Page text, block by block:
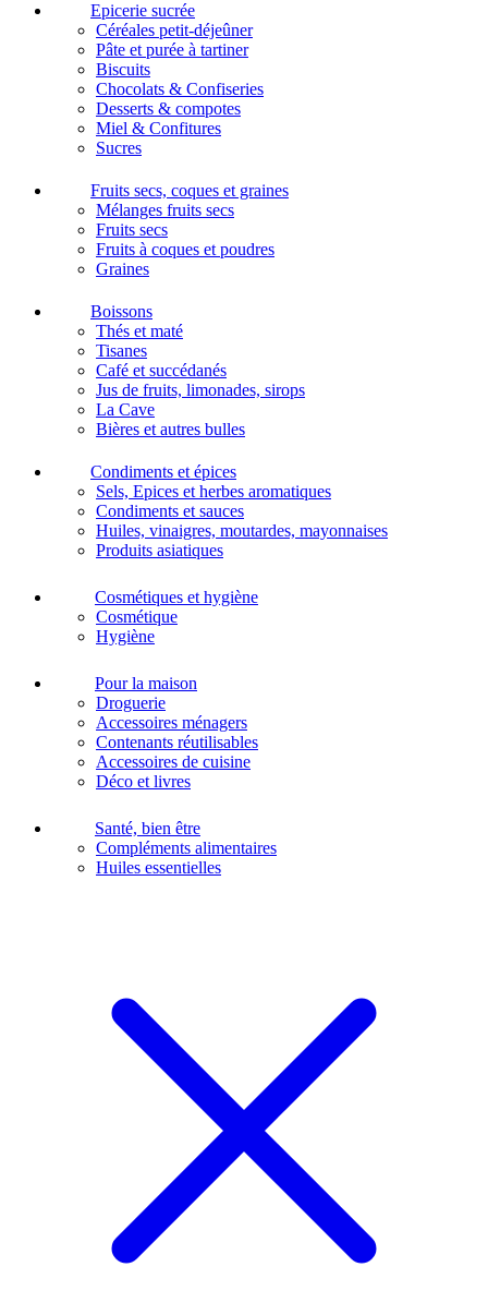
Epicerie sucrée
Céréales petit-déjeûner
Pâte et purée à tartiner
Biscuits
Chocolats & Confiseries
Desserts & compotes
Miel & Confitures
Sucres
Fruits secs, coques et graines
Mélanges fruits secs
Fruits secs
Fruits à coques et poudres
Graines
Boissons
Thés et maté
Tisanes
Café et succédanés
Jus de fruits, limonades, sirops
La Cave
Bières et autres bulles
Condiments et épices
Sels, Epices et herbes aromatiques
Condiments et sauces
Huiles, vinaigres, moutardes, mayonnaises
Produits asiatiques
Cosmétiques et hygiène
Cosmétique
Hygiène
Pour la maison
Droguerie
Accessoires ménagers
Contenants réutilisables
Accessoires de cuisine
Déco et livres
Santé, bien être
Compléments alimentaires
Huiles essentielles